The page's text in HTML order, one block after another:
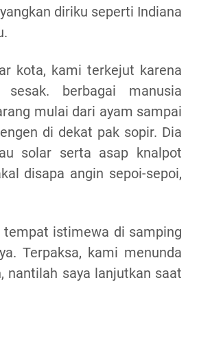
diriku seperti Indiana
kota, kami terkejut karena
berbagai manusia
mulai dari ayam sampai
di dekat pak sopir. Dia
solar serta asap knalpot
disapa angin sepoi-sepoi,
istimewa di samping
Terpaksa, kami menunda
nantilah saya lanjutkan saat